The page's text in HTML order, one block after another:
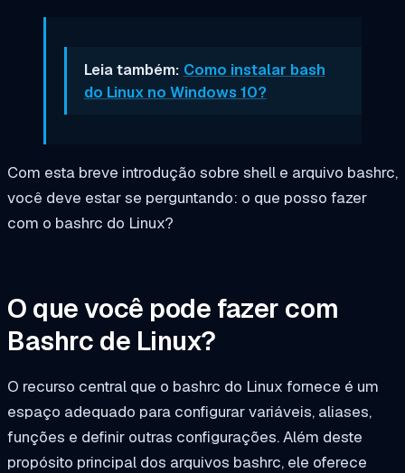
Leia também: Como instalar bash
do Linux no Windows 10?
Com esta breve introdução sobre shell e arquivo bashrc,
você deve estar se perguntando: o que posso fazer
com o bashrc do Linux?
O que você pode fazer com
Bashrc de Linux?
O recurso central que o bashrc do Linux fornece é um
espaço adequado para configurar variáveis, aliases,
funções e definir outras configurações. Além deste
propósito principal dos arquivos bashrc, ele oferece